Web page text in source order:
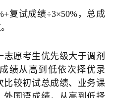
复试成绩÷3×50%，总成
愿考生优先级大于调剂
绩从高到低依次择优录
较初试总成绩、业务课